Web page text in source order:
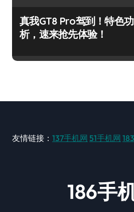
真我GT8 Pro驾到！特色
析，速来抢先体验！
友情链接： 137手机网 51手机网
186手